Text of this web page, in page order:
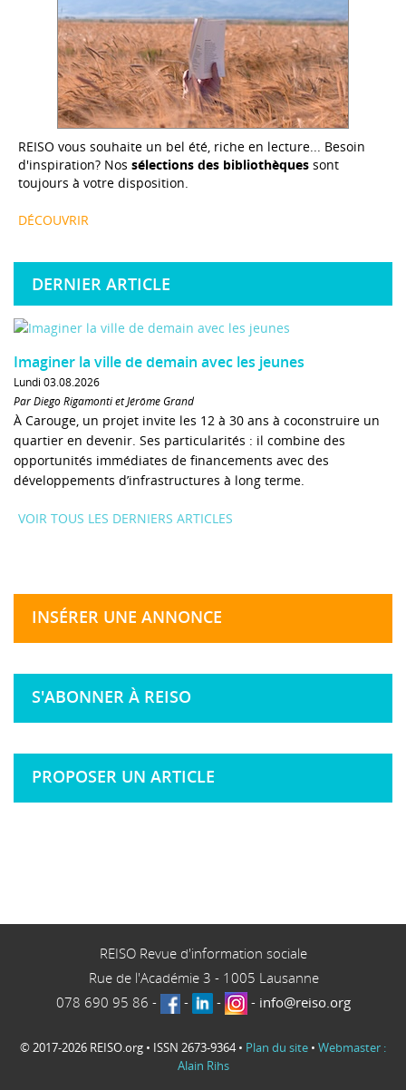
REISO vous souhaite un bel été, riche en lecture... Besoin
d'inspiration? Nos sélections des bibliothèques sont
toujours à votre disposition.
DÉCOUVRIR
DERNIER ARTICLE
Imaginer la ville de demain avec les jeunes
Lundi 03.08.2026
Par Diego Rigamonti et Jérôme Grand
À Carouge, un projet invite les 12 à 30 ans à coconstruire un
quartier en devenir. Ses particularités : il combine des
opportunités immédiates de financements avec des
développements d’infrastructures à long terme.
VOIR TOUS LES DERNIERS ARTICLES
INSÉRER UNE ANNONCE
S'ABONNER À REISO
PROPOSER UN ARTICLE
REISO Revue d'information sociale
Rue de l'Académie 3 - 1005 Lausanne
078 690 95 86 - - - - info@reiso.org
© 2017-2026 REISO.org • ISSN 2673-9364 • Plan du site • Webmaster :
Alain Rihs